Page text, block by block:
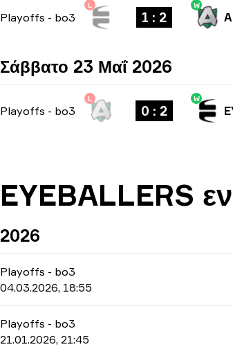
Playoffs - bo3
L
1 : 2
W
Σάββατο 23 Μαΐ 2026
Playoffs - bo3
L
0 : 2
W
EYEBALLERS
2026
Playoffs - bo3
04.03.2026, 18:55
Playoffs - bo3
21.01.2026, 21:45